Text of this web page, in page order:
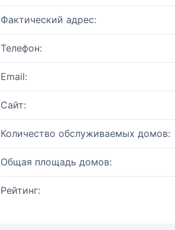
Фактический адрес:
Телефон:
Email:
Сайт:
Количество обслуживаемых домов:
Общая площадь домов:
Рейтинг: